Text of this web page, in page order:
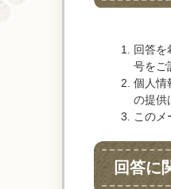
回答を
号をご
個人情
の提供
このメ
回答に